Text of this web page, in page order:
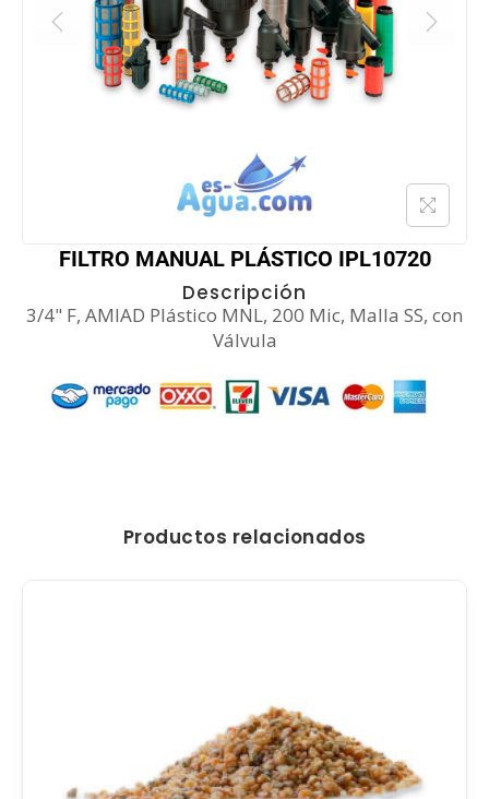
FILTRO MANUAL PLÁSTICO IPL10720
Descripción
3/4" F, AMIAD Plástico MNL, 200 Mic, Malla SS, con
Válvula
Productos relacionados